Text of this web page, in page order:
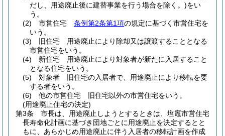
だし、用途廃止後に建替事業を行う場合を除く。)をい
う。
(2)
市営住宅 条例第2条第1項の規定に基づく市営住宅を
いう。
(3)
旧住宅 用途廃止により除却又は譲渡することとなる
市営住宅をいう。
(4)
新住宅 用途廃止により対象者が新たに入居すること
となる住宅をいう。
(5)
対象者 旧住宅の入居者で、用途廃止により移転を要
する者をいう。
(6)
他の市営住宅 旧住宅以外の市営住宅をいう。
(用途廃止住宅の決定)
第3条
市長は、用途廃止しようとするときは、塩竈市営住宅
長寿命化計画に基づき団地ごとに用途廃止を決定するとと
もに、あらかじめ用途廃止に伴う入居者の移転計画を作成